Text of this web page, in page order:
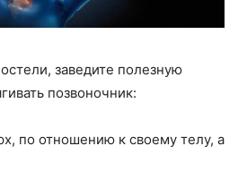
заведите полезную
позвоночник:
по отношению к своему телу, а